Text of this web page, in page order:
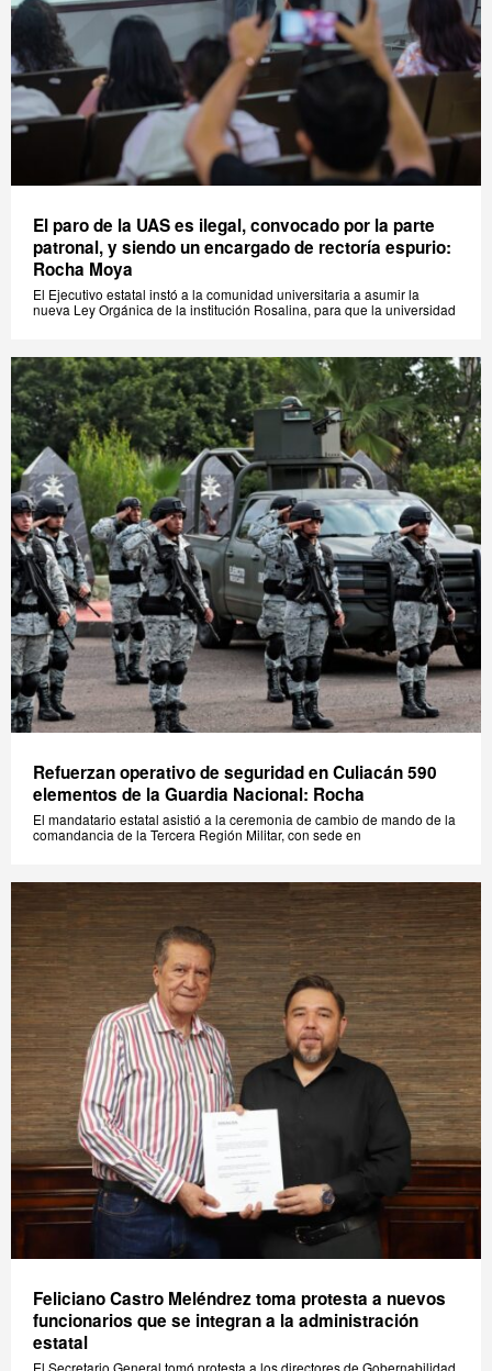
El paro de la UAS es ilegal, convocado por la parte
patronal, y siendo un encargado de rectoría espurio:
Rocha Moya
El Ejecutivo estatal instó a la comunidad universitaria a asumir la
nueva Ley Orgánica de la institución Rosalina, para que la universidad
Refuerzan operativo de seguridad en Culiacán 590
elementos de la Guardia Nacional: Rocha
El mandatario estatal asistió a la ceremonia de cambio de mando de la
comandancia de la Tercera Región Militar, con sede en
Feliciano Castro Meléndrez toma protesta a nuevos
funcionarios que se integran a la administración
estatal
El Secretario General tomó protesta a los directores de Gobernabilidad